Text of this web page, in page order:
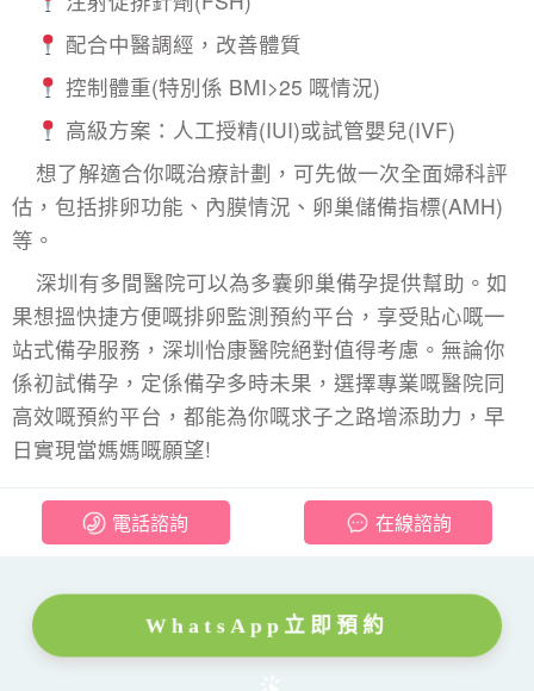
配合中醫調經，改善體質
控制體重(特別係 BMI>25 嘅情況)
高級方案：人工授精(IUI)或試管嬰兒(IVF)
想了解適合你嘅治療計劃，可先做一次全面婦科評
估，包括排卵功能、內膜情況、卵巢儲備指標(AMH)
等。
深圳有多間醫院可以為多囊卵巢備孕提供幫助。如
果想搵快捷方便嘅排卵監測預約平台，享受貼心嘅一
站式備孕服務，深圳怡康醫院絕對值得考慮。無論你
係初試備孕，定係備孕多時未果，選擇專業嘅醫院同
高效嘅預約平台，都能為你嘅求子之路增添助力，早
日實現當媽媽嘅願望!
電話諮詢 在線諮詢
WhatsApp立即預約